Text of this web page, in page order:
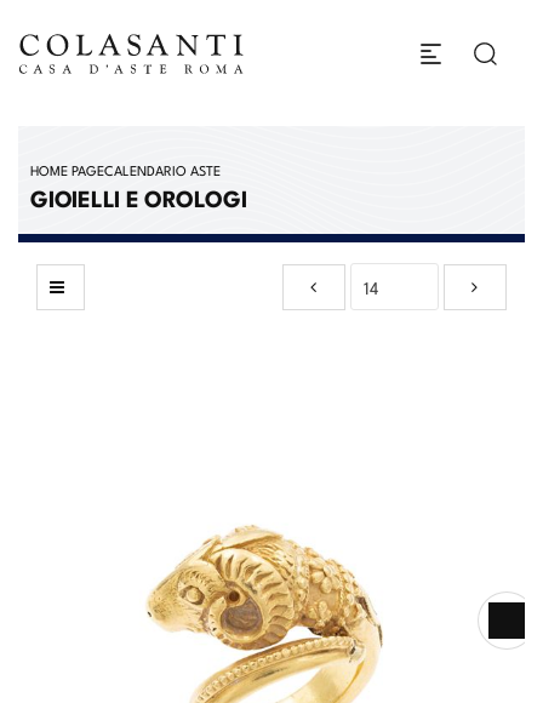
HOME PAGECALENDARIO ASTE
GIOIELLI E OROLOGI